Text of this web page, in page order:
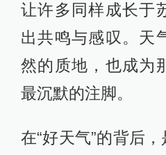
让许多同样成长于
出共鸣与感叹。天
然的质地，也成为
最沉默的注脚。
在“好天气”的背后